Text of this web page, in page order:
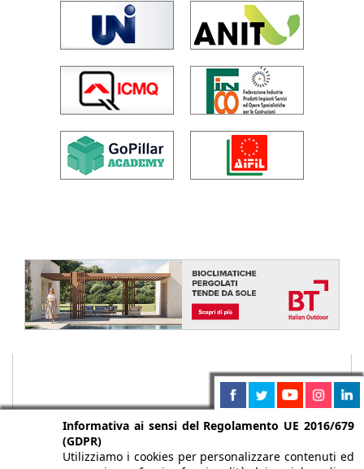
Informativa ai sensi del Regolamento UE 2016/679
(GDPR)
Utilizziamo i cookies per personalizzare contenuti ed